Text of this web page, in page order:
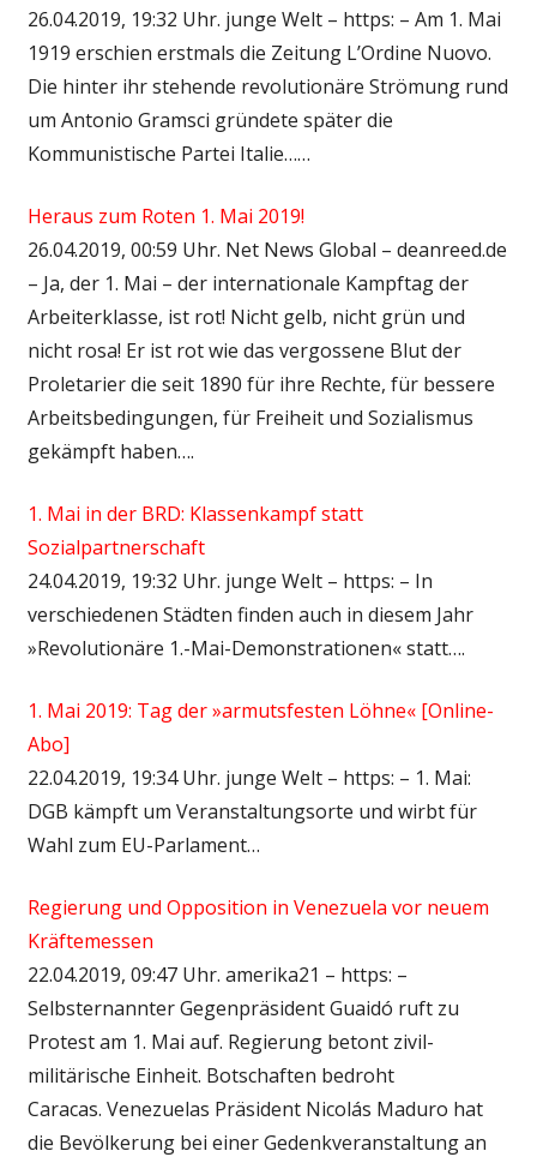
26.04.2019, 19:32 Uhr. junge Welt – https: – Am 1. Mai
1919 erschien erstmals die Zeitung L’Ordine Nuovo.
Die hinter ihr stehende revolutionäre Strömung rund
um Antonio Gramsci gründete später die
Kommunistische Partei Italie……
Heraus zum Roten 1. Mai 2019!
26.04.2019, 00:59 Uhr. Net News Global – deanreed.de
– Ja, der 1. Mai – der internationale Kampftag der
Arbeiterklasse, ist rot! Nicht gelb, nicht grün und
nicht rosa! Er ist rot wie das vergossene Blut der
Proletarier die seit 1890 für ihre Rechte, für bessere
Arbeitsbedingungen, für Freiheit und Sozialismus
gekämpft haben….
1. Mai in der BRD: Klassenkampf statt
Sozialpartnerschaft
24.04.2019, 19:32 Uhr. junge Welt – https: – In
verschiedenen Städten finden auch in diesem Jahr
»Revolutionäre 1.-Mai-Demonstrationen« statt….
1. Mai 2019: Tag der »armutsfesten Löhne« [Online-
Abo]
22.04.2019, 19:34 Uhr. junge Welt – https: – 1. Mai:
DGB kämpft um Veranstaltungsorte und wirbt für
Wahl zum EU-Parlament…
Regierung und Opposition in Venezuela vor neuem
Kräftemessen
22.04.2019, 09:47 Uhr. amerika21 – https: –
Selbsternannter Gegenpräsident Guaidó ruft zu
Protest am 1. Mai auf. Regierung betont zivil-
militärische Einheit. Botschaften bedroht
Caracas. Venezuelas Präsident Nicolás Maduro hat
die Bevölkerung bei einer Gedenkveranstaltung an